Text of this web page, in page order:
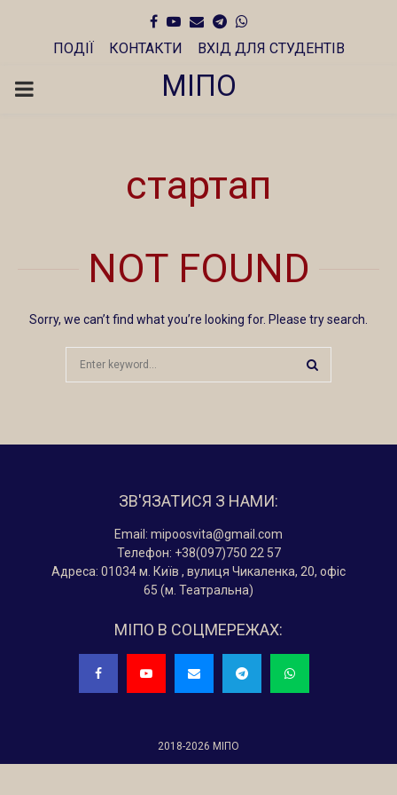
Facebook
Youtube
EmailTelegram
Whatsapp
ПОДІЇ
КОНТАКТИ ВХІД ДЛЯ СТУДЕНТІВ
PRIMARY
МІПО
стартап
NOT FOUND
Sorry, we can’t find what you’re looking for. Please try search.
ЗВ'ЯЗАТИСЯ З НАМИ:
Email: mipoosvita@gmail.com
Телефон: +38(097)750 22 57
Адреса: 01034 м. Київ , вулиця Чикаленка, 20, офіс
65 (м. Театральна)
МІПО В СОЦМЕРЕЖАХ:
2018-2026 МІПО